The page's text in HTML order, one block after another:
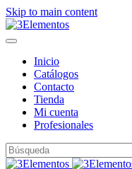
Skip to main content
Inicio
Catálogos
Contacto
Tienda
Mi cuenta
Profesionales